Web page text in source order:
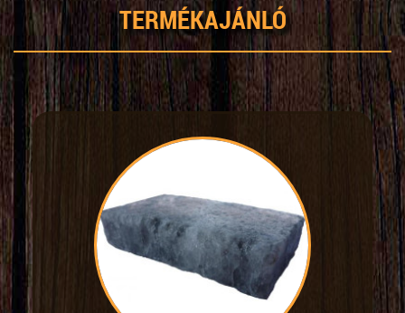
TERMÉKAJÁNLÓ